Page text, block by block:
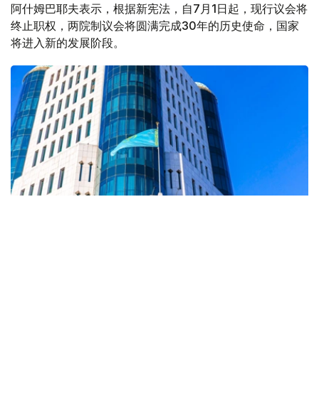
阿什姆巴耶夫表示，根据新宪法，自7月1日起，现行议会将
终止职权，两院制议会将圆满完成30年的历史使命，国家
将进入新的发展阶段。